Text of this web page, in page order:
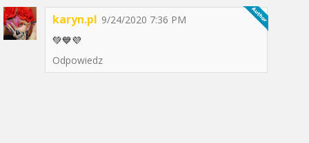
karyn.pl 9/24/2020 7:36 PM
💚💙💜
Odpowiedz